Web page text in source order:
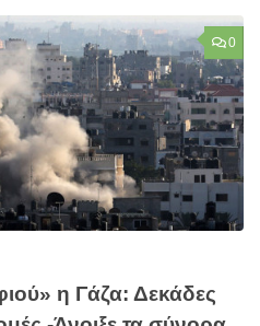
0
η Γάζα: Δεκάδες